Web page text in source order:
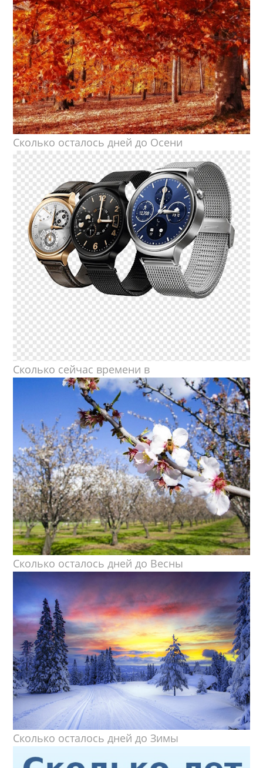
Сколько осталось дней до Осени
Сколько сейчас времени в
Сколько осталось дней до Весны
Сколько осталось дней до Зимы